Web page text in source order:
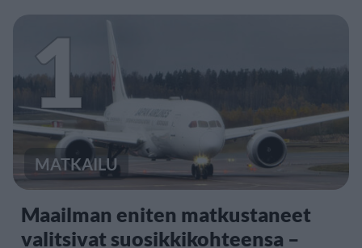
1
MATKAILU
Maailman eniten matkustaneet
valitsivat suosikkikohteensa –